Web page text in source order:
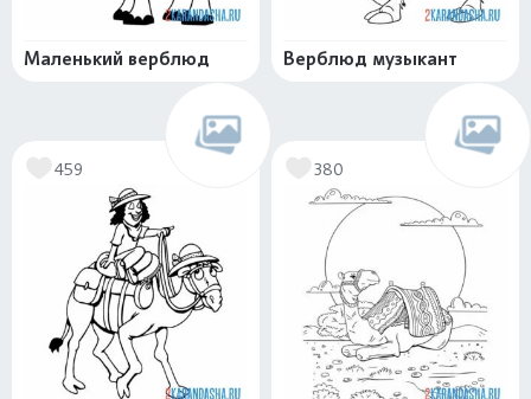
Маленький верблюд Верблюд музыкант
459 380